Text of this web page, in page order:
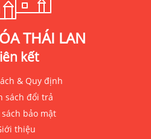
THÁI LAN
kết
& Quy định
sách đổi trả
bảo mật
thiệu